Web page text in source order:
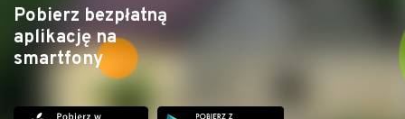
Akademia Kuraszków - restauracja, hotel, stadnina koni, fot. arch. pryw.
Pobierz bezpłatną
aplikację na
smartfony